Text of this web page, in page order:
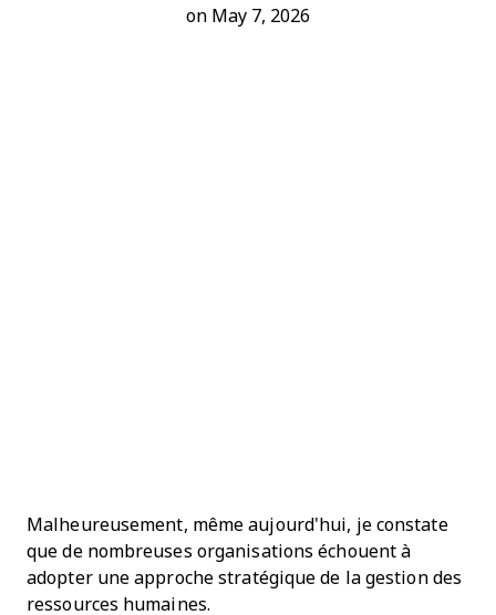
on May 7, 2026
Malheureusement, même aujourd'hui, je constate
que de nombreuses organisations échouent à
adopter une approche stratégique de la gestion des
ressources humaines.